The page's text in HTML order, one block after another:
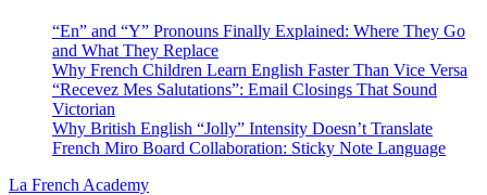
“En” and “Y” Pronouns Finally Explained: Where They Go
and What They Replace
Why French Children Learn English Faster Than Vice Versa
“Recevez Mes Salutations”: Email Closings That Sound
Victorian
Why British English “Jolly” Intensity Doesn’t Translate
French Miro Board Collaboration: Sticky Note Language
La French Academy